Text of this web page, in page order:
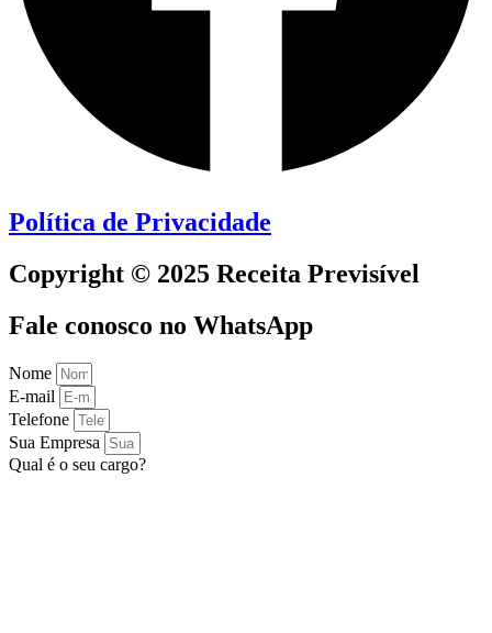
Política de Privacidade
Copyright © 2025 Receita Previsível
Fale conosco no WhatsApp
Nome
E-mail
Telefone
Sua Empresa
Qual é o seu cargo?